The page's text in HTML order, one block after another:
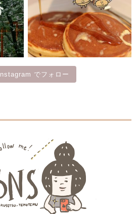
Instagram でフォロー